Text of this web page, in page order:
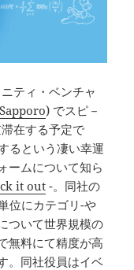
ティ・ベンチャ
) でスピ－
在する予定で
るという凄い幸運
ームについて知ら
it out-。同社の
位にカテゴリ-や
ついて世界規模の
無料にて精度が高
。同社役員はイベ